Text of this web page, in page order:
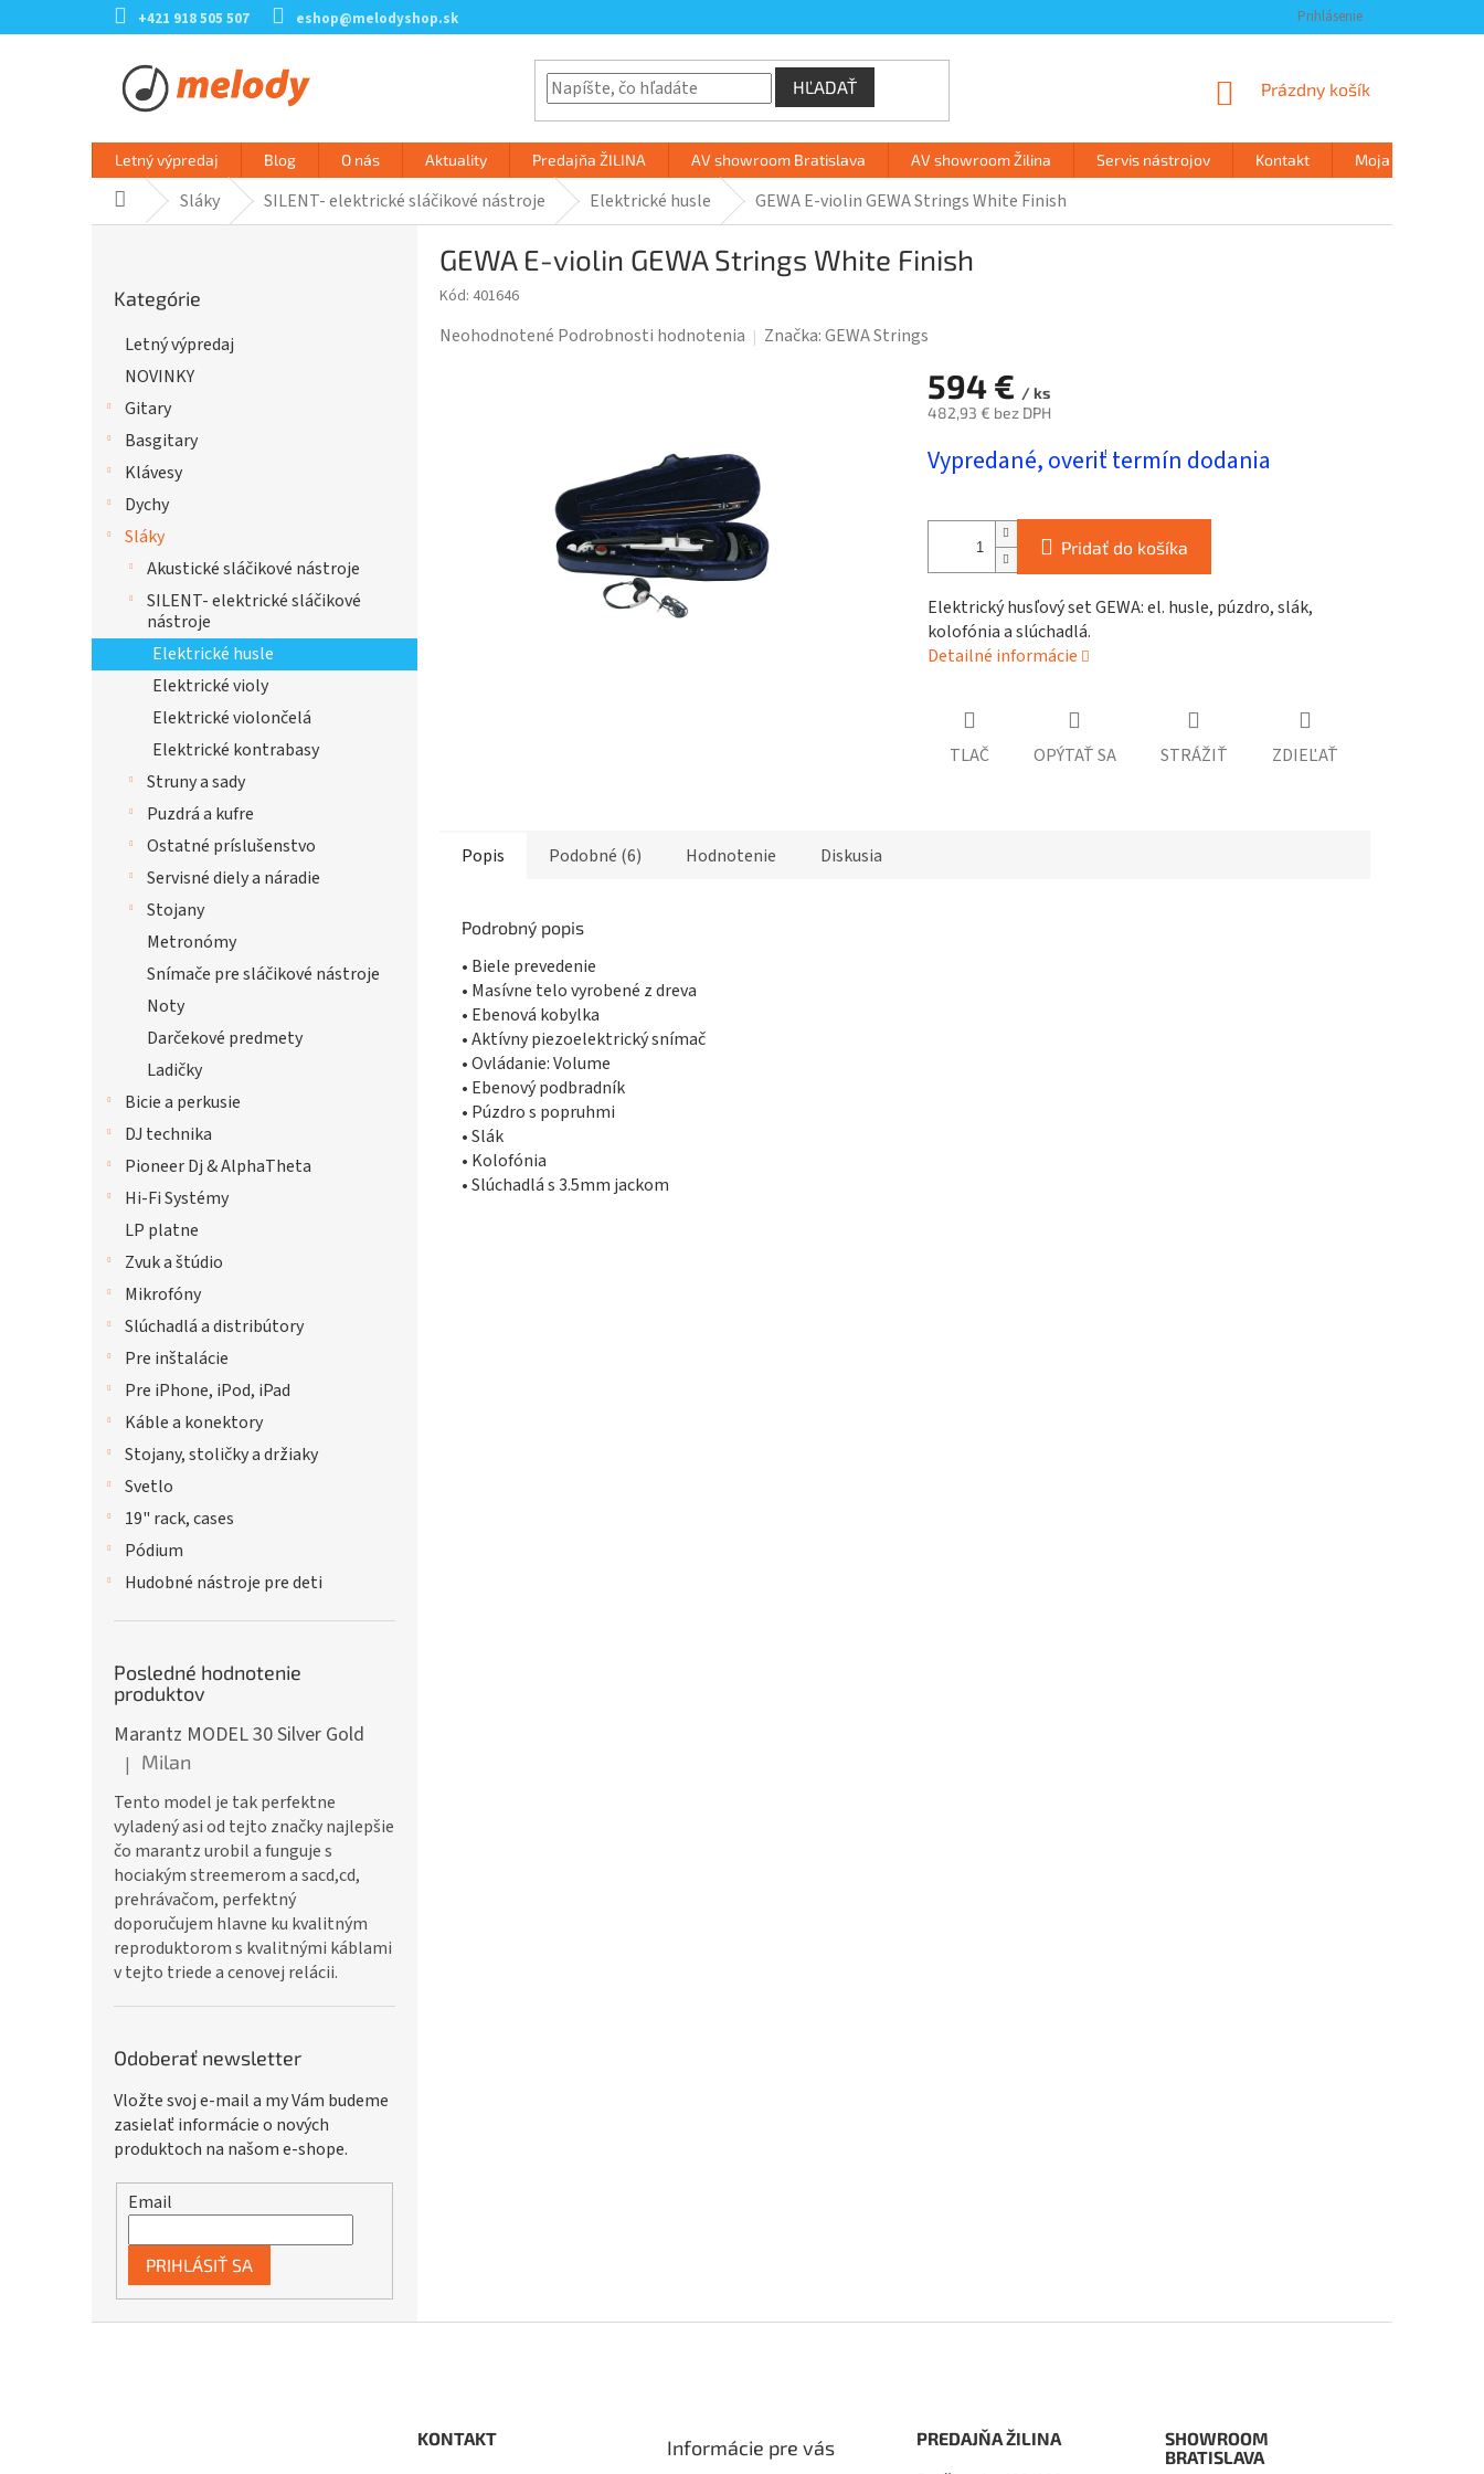
na
+421 918 505 507 eshop@melodyshop.sk Prihlásenie
HĽADAŤ
NÁKUPNÝ
Prázdny košík
Letný výpredaj Blog O nás Aktuality Predajňa ŽILINA AV showroom Bratislava AV showroom Žilina Servis nástrojov Kontakt Moja objednávka
DomovSláky SILENT- elektrické sláčikové nástroje Elektrické husle GEWA E-violin GEWA Strings White Finish
kategórie
Kategórie
Letný výpredaj
NOVINKY
Gitary
Basgitary
Klávesy
Dychy
Sláky
Akustické sláčikové nástroje
SILENT- elektrické sláčikové
nástroje
Elektrické husle
Elektrické violy
Elektrické violončelá
Elektrické kontrabasy
Struny a sady
Puzdrá a kufre
Ostatné príslušenstvo
Servisné diely a náradie
Stojany
Metronómy
Snímače pre sláčikové nástroje
Noty
Darčekové predmety
Ladičky
Bicie a perkusie
DJ technika
Pioneer Dj & AlphaTheta
Hi-Fi Systémy
LP platne
Zvuk a štúdio
Mikrofóny
Slúchadlá a distribútory
Pre inštalácie
Pre iPhone, iPod, iPad
Káble a konektory
Stojany, stoličky a držiaky
Svetlo
19" rack, cases
Pódium
Hudobné nástroje pre deti
Posledné hodnotenie
produktov
Marantz MODEL 30 Silver Gold
Hodnotenie produktu je 5 z 5 hviezdičiek.
| Milan
Tento model je tak perfektne
vyladený asi od tejto značky najlepšie
čo marantz urobil a funguje s
hociakým streemerom a sacd,cd,
prehrávačom, perfektný
doporučujem hlavne ku kvalitným
reproduktorom s kvalitnými káblami
v tejto triede a cenovej relácii.
Odoberať newsletter
Vložte svoj e-mail a my Vám budeme
zasielať informácie o nových
produktoch na našom e-shope.
Email
PRIHLÁSIŤ SA
GEWA E-violin GEWA Strings White Finish
Kód: 401646
Priemerné
Neohodnotené Podrobnosti hodnotenia Značka:GEWA Strings
594 € / ks
482,93 € bez DPH
cena:
Vypredané, overiť termín dodania
Pridať do košíka
Elektrický husľový set GEWA: el. husle, púzdro, slák,
kolofónia a slúchadlá.
Detailné informácie
TLAČ OPÝTAŤ SA STRÁŽIŤ ZDIEĽAŤ
Popis Podobné (6) Hodnotenie Diskusia
Podrobný popis
• Biele prevedenie
• Masívne telo vyrobené z dreva
• Ebenová kobylka
• Aktívny piezoelektrický snímač
• Ovládanie: Volume
• Ebenový podbradník
• Púzdro s popruhmi
• Slák
• Kolofónia
• Slúchadlá s 3.5mm jackom
KONTAKT
Informácie pre vás
PREDAJŇA ŽILINA
SHOWROOM
BRATISLAVA